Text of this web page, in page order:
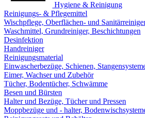
Hygiene & Reinigung
Reinigungs- & Pflegemittel
Wischpflege, Oberflächen- und
Waschmittel, Grundreiniger, Beschichtungen
Desinfektion
Handreiniger
Reinigungsmaterial
Einwascherbezüge, Schienen,
Eimer, Wachser und Zubehör
Tücher, Bodentücher, Schwämme
Besen und Bürsten
Halter und Bezüge, Tücher und Pressen
Moppbezüge und - halter,